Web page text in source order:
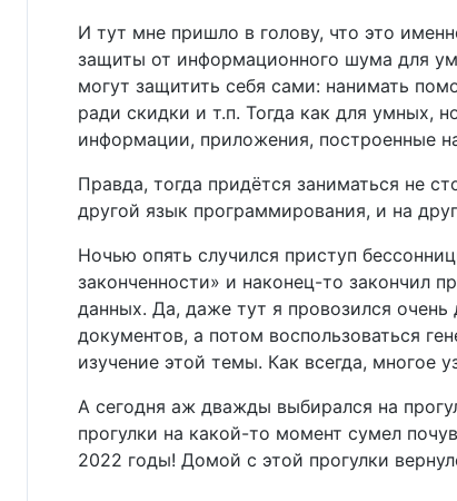
И тут мне пришло в голову, что это
защиты от информационного шума для
могут защитить себя сами: нанимать
ради скидки и т.п. Тогда как для умных,
информации, приложения, построенные
Правда, тогда придётся заниматься не
другой язык программирования, и на
Ночью опять случился приступ
законченности» и наконец-то закончил
данных. Да, даже тут я провозился
документов, а потом воспользоваться
изучение этой темы. Как всегда, многое
А сегодня аж дважды выбирался на
прогулки на какой-то момент сумел
2022 годы! Домой с этой прогулки